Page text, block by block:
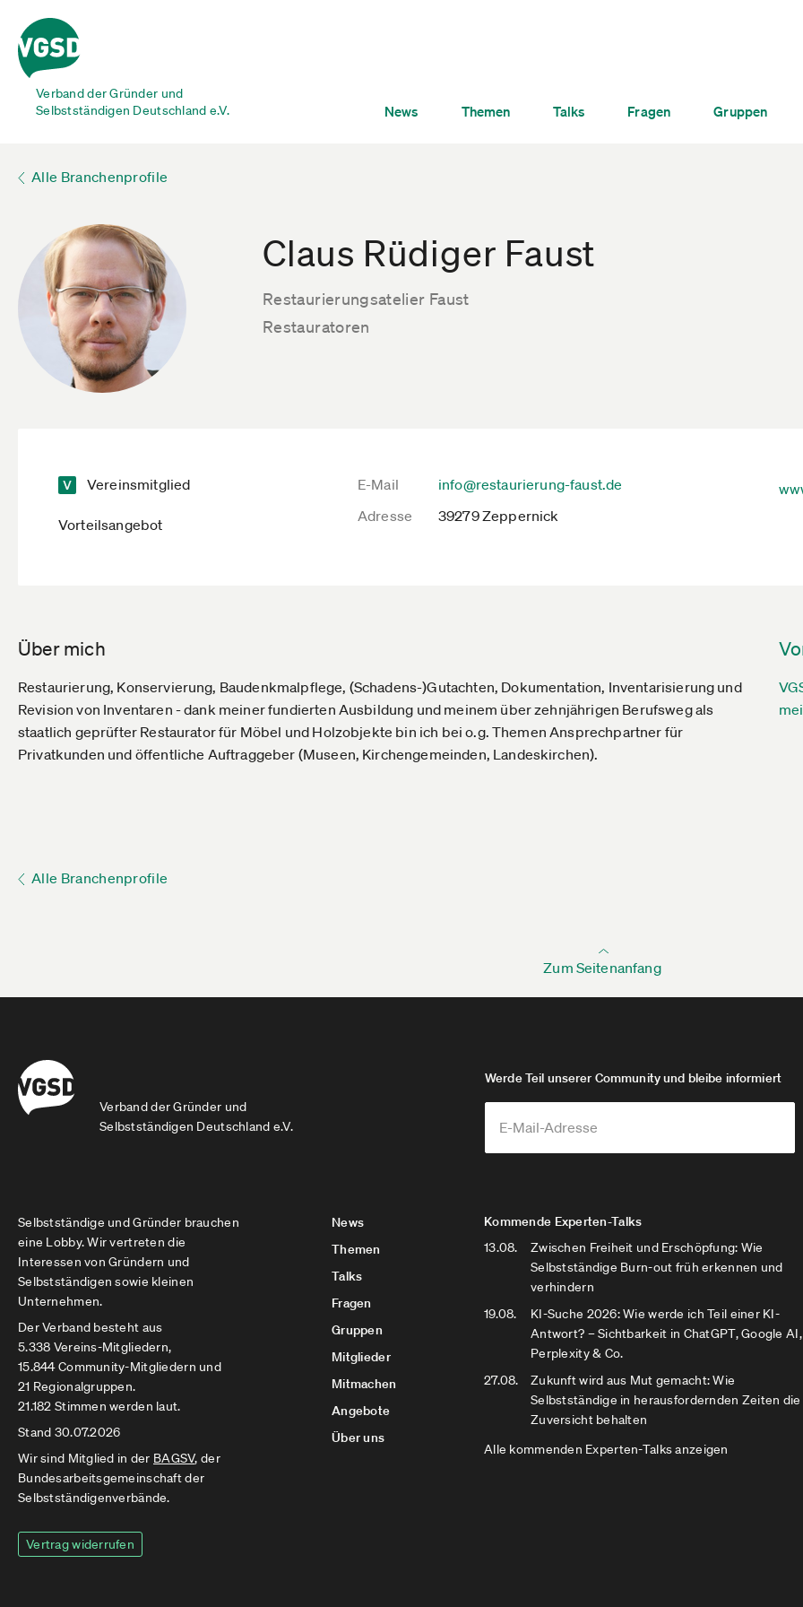
Verband der Gründer und
Selbstständigen Deutschland e.V.
News Themen Talks Fragen Gruppen
Alle Branchenprofile
Claus Rüdiger Faust
Restaurierungsatelier Faust
Restauratoren
Vereinsmitglied
Vorteilsangebot
E-Mail
info@restaurierung-faust.de
Adresse
39279 Zeppernick
Über mich
Restaurierung, Konservierung, Baudenkmalpflege, (Schadens-)Gutachten, Dokumentation, Inventarisierung und
Revision von Inventaren - dank meiner fundierten Ausbildung und meinem über zehnjährigen Berufsweg als
staatlich geprüfter Restaurator für Möbel und Holzobjekte bin ich bei o.g. Themen Ansprechpartner für
Privatkunden und öffentliche Auftraggeber (Museen, Kirchengemeinden, Landeskirchen).
Alle Branchenprofile
Zum Seitenanfang
Verband der Gründer und
Selbstständigen Deutschland e.V.
Werde Teil unserer Community und bleibe informiert
Selbstständige und Gründer brauchen
eine Lobby. Wir vertreten die
Interessen von Gründern und
Selbstständigen sowie kleinen
Unternehmen.
Der Verband besteht aus
5.338 Vereins-Mitgliedern,
15.844 Community-Mitgliedern und
21 Regionalgruppen.
21.182 Stimmen werden laut.
Stand 30.07.2026
Wir sind Mitglied in der BAGSV, der
Bundesarbeitsgemeinschaft der
Selbstständigenverbände.
Vertrag widerrufen
News
Themen
Talks
Fragen
Gruppen
Mitglieder
Mitmachen
Angebote
Über uns
Kommende Experten-Talks
13.08.
Zwischen Freiheit und Erschöpfung: Wie
Selbstständige Burn-out früh erkennen und
verhindern
19.08.
KI-Suche 2026: Wie werde ich Teil einer KI-
Antwort? – Sichtbarkeit in ChatGPT, Google AI,
Perplexity & Co.
27.08.
Zukunft wird aus Mut gemacht: Wie
Selbstständige in herausfordernden Zeiten die
Zuversicht behalten
Alle kommenden Experten-Talks anzeigen